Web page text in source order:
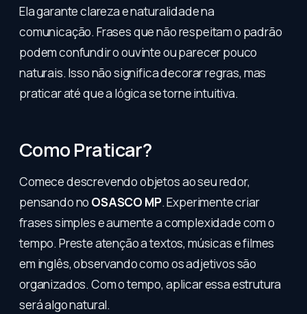
Ela garante clareza e naturalidade na
comunicação. Frases que não respeitam o padrão
podem confundir o ouvinte ou parecer pouco
naturais. Isso não significa decorar regras, mas
praticar até que a lógica se torne intuitiva.
Como Praticar?
Comece descrevendo objetos ao seu redor,
pensando no OSASCO MP. Experimente criar
frases simples e aumente a complexidade com o
tempo. Preste atenção a textos, músicas e filmes
em inglês, observando como os adjetivos são
organizados. Com o tempo, aplicar essa estrutura
será algo natural.